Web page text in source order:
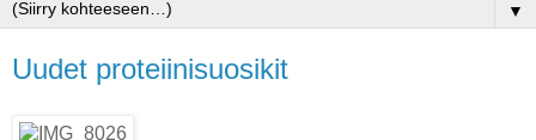
▼
Uudet proteiinisuosikit